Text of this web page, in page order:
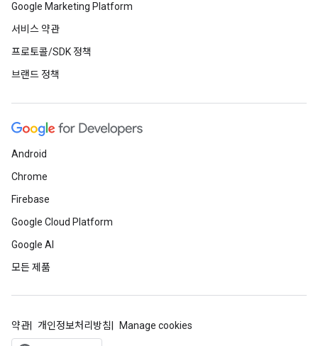
Google Marketing Platform
서비스 약관
프로토콜/SDK 정책
브랜드 정책
Android
Chrome
Firebase
Google Cloud Platform
Google AI
모든 제품
약관 개인정보처리방침 Manage cookies